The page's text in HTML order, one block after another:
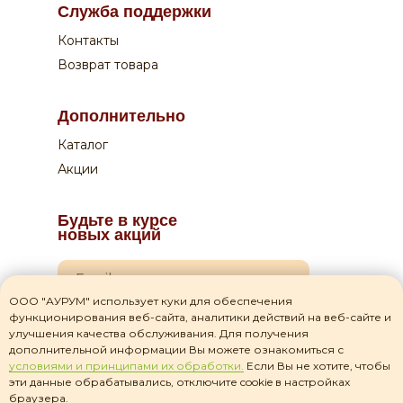
Курьеру по QR-коду или на сайте
ООО "АУРУМ" использует куки для обеспечения
функционирования веб-сайта, аналитики действий на веб-сайте и
улучшения качества обслуживания. Для получения
дополнительной информации Вы можете ознакомиться с
условиями и принципами их обработки. Если Вы не хотите, чтобы
эти данные обрабатывались, отключите cookie в настройках
браузера.
Служба поддержки
Контакты
Возврат товара
Будьте в курсе
новых акций
Дополнительно
Каталог
Акции
Я даю согласие наобработку своих персональных данных
конфиденциальности и принимаю его